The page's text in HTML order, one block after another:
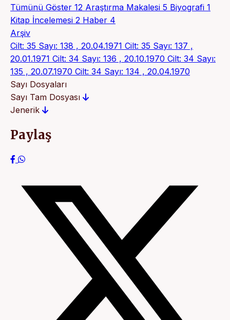
Tümünü Göster 12 Araştırma Makalesi 5 Biyografi 1
Kitap İncelemesi 2 Haber 4
Arşiv
Cilt: 35 Sayı: 138 , 20.04.1971 Cilt: 35 Sayı: 137 ,
20.01.1971 Cilt: 34 Sayı: 136 , 20.10.1970 Cilt: 34 Sayı:
135 , 20.07.1970 Cilt: 34 Sayı: 134 , 20.04.1970
Sayı Dosyaları
Sayı Tam Dosyası
Jenerik
Paylaş